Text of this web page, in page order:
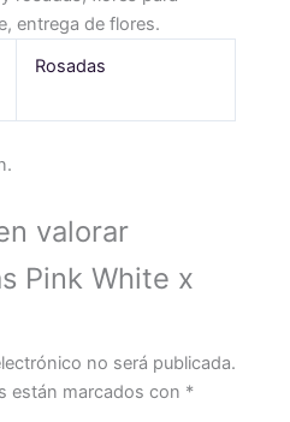
entrega de flores.
Rosadas
valorar
Pink White x
no será publicada.
están marcados con *